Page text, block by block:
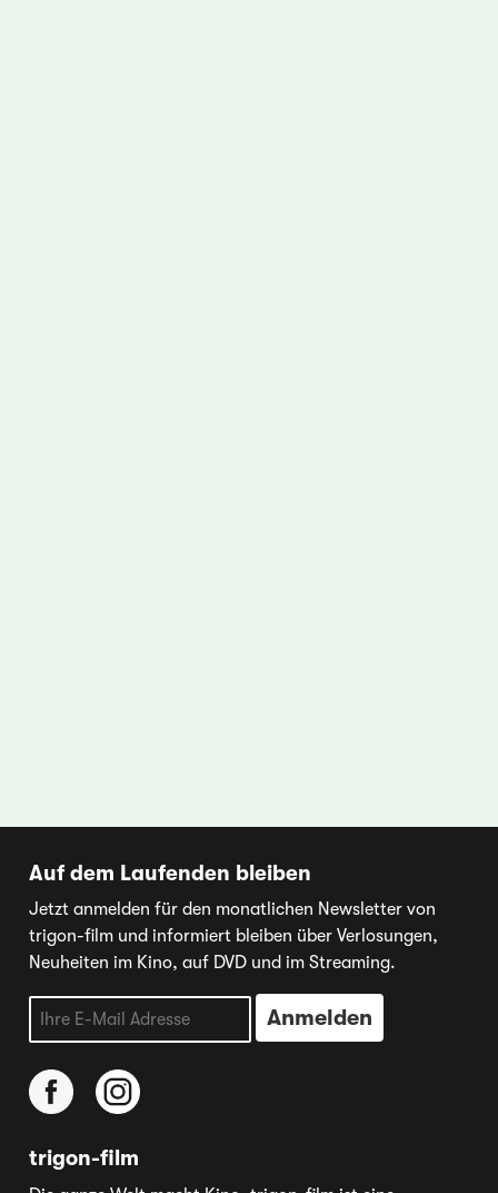
Auf dem Laufenden bleiben
Jetzt anmelden für den monatlichen Newsletter von
trigon-film und informiert bleiben über Verlosungen,
Neuheiten im Kino, auf DVD und im Streaming.
trigon-film